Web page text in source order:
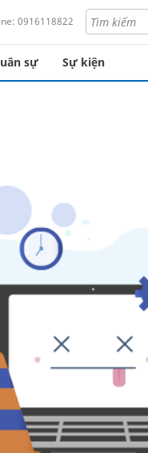
0916118822
sự Sự kiện